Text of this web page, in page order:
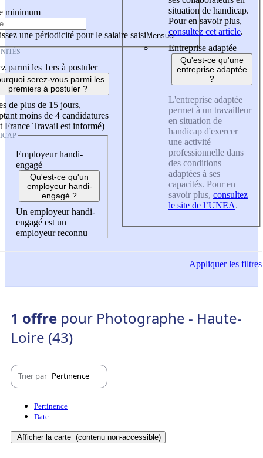
minimum
une périodicité pour le salaire saisi
parmi les 1ers à postuler
serez-vous parmi les
premiers à postuler ?
de plus de 15 jours,
moins de 4 candidatures
France Travail est informé)
Employeur handi-
engagé
Qu'est-ce qu'un
employeur handi-
engagé ?
Un employeur handi-
engagé est un
employeur reconnu
situation de handicap.
Pour en savoir plus,
consultez cet article.
Entreprise adaptée
Qu'est-ce qu'une
entreprise adaptée
?
L'entreprise adaptée
permet à un travailleur
en situation de
handicap d'exercer
une activité
professionnelle dans
des conditions
adaptées à ses
capacités. Pour en
savoir plus, consultez
le site de l’UNEA.
Appliquerles filtres
1 offre pour Photographe - Haute-
Loire (43)
Trier par Pertinence
Pertinence
Date
Afficher la carte (contenu non-accessible)